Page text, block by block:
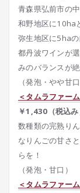
青森県弘前市の
和野地区に10ha
弥生地区に5ha
都丹波ワインが
みのバランスが絶
（発泡・やや甘口
＜タムラファー
￥1,430（税込み
数種類の完熟り
なりんごの甘さ
らを！
（発泡・甘口）
＜タムラファー